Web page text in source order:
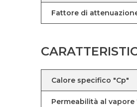
Fattore di
Calore specifico "Cp"
Permeabilità al vapore